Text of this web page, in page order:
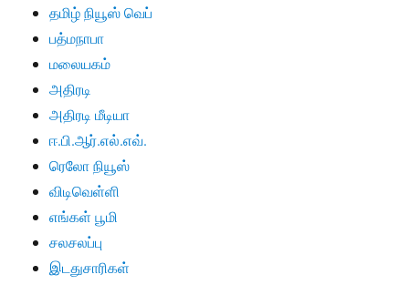
தமிழ் நியூஸ் வெப்
பத்மநாபா
மலையகம்
அதிரடி
அதிரடி மீடியா
ஈ.பி.ஆர்.எல்.எவ்.
ரெலோ நியூஸ்
விடிவெள்ளி
எங்கள் பூமி
சலசலப்பு
இடதுசாரிகள்